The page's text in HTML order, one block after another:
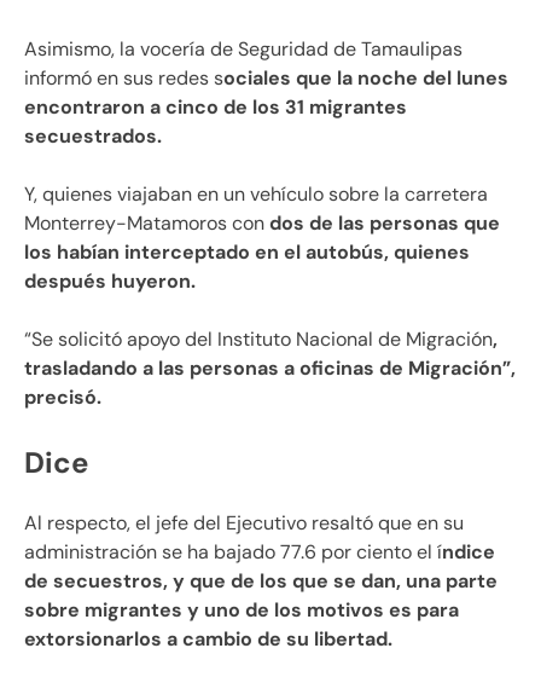
Asimismo, la vocería de Seguridad de Tamaulipas
informó en sus redes sociales que la noche del lunes
encontraron a cinco de los 31 migrantes
secuestrados.
Y, quienes viajaban en un vehículo sobre la carretera
Monterrey-Matamoros condos de las personas que
los habían interceptado en el autobús, quienes
después huyeron.
“Se solicitó apoyo del Instituto Nacional de Migración,
trasladando a las personas a oficinas de Migración”,
precisó.
Dice
Al respecto, el jefe del Ejecutivo resaltó que en su
administración se ha bajado 77.6 por ciento el índice
de secuestros, y que de los que se dan, una parte
sobre migrantes y uno de los motivos es para
extorsionarlos a cambio de su libertad.